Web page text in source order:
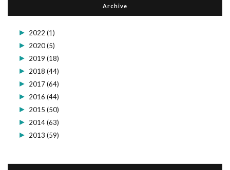
Archive
► 2022 (1)
► 2020(5)
► 2019 (18)
► 2018 (44)
► 2017(64)
► 2016 (44)
► 2015 (50)
► 2014(63)
► 2013 (59)